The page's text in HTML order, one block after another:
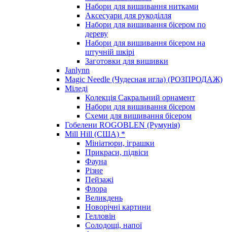
Набори для вишивання нитками
Аксесуари для рукоділля
Набори для вишивання бісером по
дереву
Набори для вишивання бісером на
штучній шкірі
Заготовки для вишивки
Janlynn
Magic Needle (Чудесная игла) (РОЗПРОДАЖ)
Міледі
Колекція Сакральний орнамент
Набори для вишивання бісером
Схеми для вишивання бісером
Гобелени ROGOBLEN (Румунія)
Mill Hill (США) *
Мініатюри, іграшки
Прикраси, підвіси
Фауна
Різне
Пейзажі
Флора
Великдень
Новорічні картини
Гелловін
Солодощі, напої